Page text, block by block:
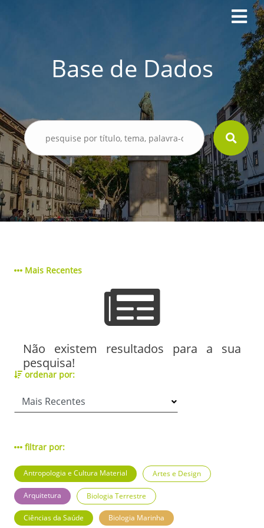
Base de Dados
Mais Recentes
Não existem resultados para a sua
pesquisa!
ordenar por:
filtrar por:
Antropologia e Cultura Material Artes e Design
Arquitetura Biologia Terrestre
Ciências da Saúde Biologia Marinha